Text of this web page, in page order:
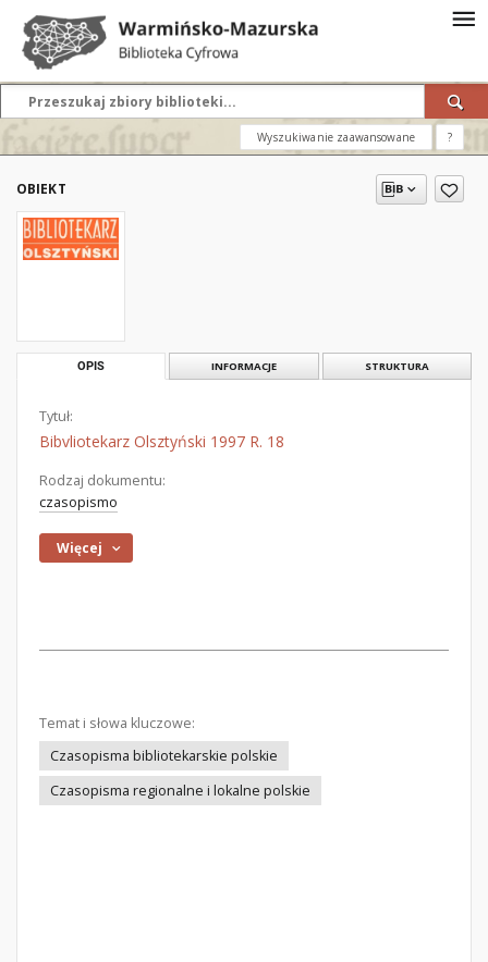
Wyszukiwanie zaawansowane ?
OBIEKT
OPIS INFORMACJE STRUKTURA
Tytuł:
Bibvliotekarz Olsztyński 1997 R. 18
Rodzaj dokumentu:
czasopismo
Więcej
Temat i słowa kluczowe:
Czasopisma bibliotekarskie polskie
Czasopisma regionalne i lokalne polskie